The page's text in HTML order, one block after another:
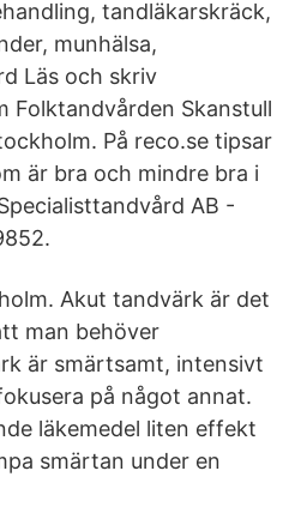
tandläkarskräck,
munhälsa,
Läs och skriv
Folktandvården Skanstull
På reco.se tipsar
är bra och mindre bra i
AB -
Akut tandvärk är det
man behöver
är smärtsamt, intensivt
på något annat.
läkemedel liten effekt
smärtan under en